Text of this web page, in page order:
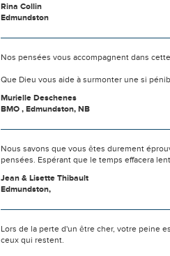
Rina Collin
Edmundston
Nos pensées vous accompagnent dans
Que Dieu vous aide à surmonter une si
Murielle Deschenes
BMO , Edmundston, NB
Nous savons que vous êtes durement
pensées. Espérant que le temps effacera
Jean & Lisette Thibault
Edmundston,
Lors de la perte d'un être cher, votre peine
ceux qui restent.